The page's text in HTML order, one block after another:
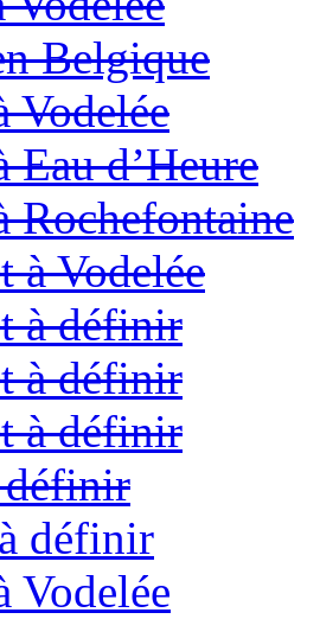
Belgique
Vodelée
Eau d’Heure
Rochefontaine
à Vodelée
à définir
à définir
à définir
définir
définir
Vodelée